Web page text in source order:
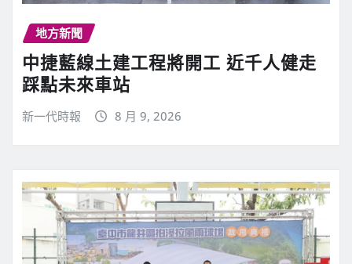
地方新聞
中捷藍線土建工程將開工 近千人健走
踩點未來車站
新一代時報 8 月 9, 2026